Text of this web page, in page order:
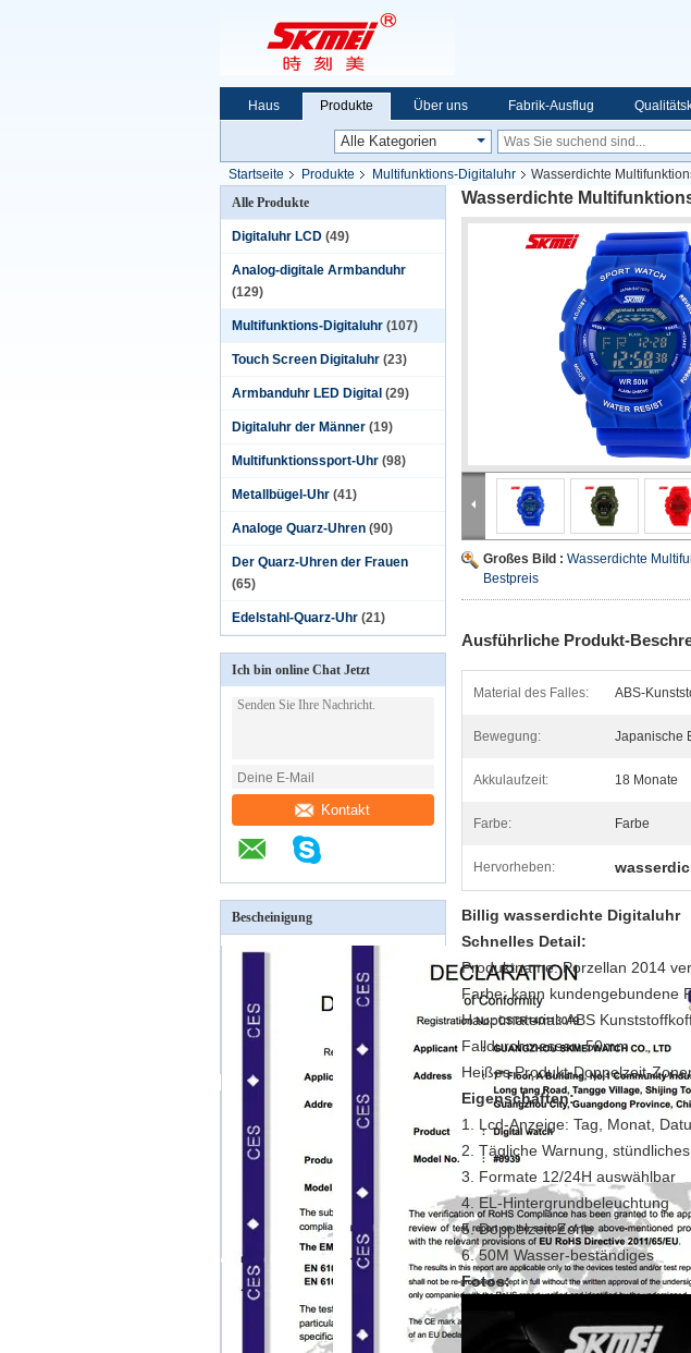
Haus Produkte Über uns Fabrik-Ausflug
Startseite Produkte Multifunktions-Digitaluhr
Wasserdichte
Alle Produkte
Digitaluhr LCD (49)
Analog-digitale Armbanduhr
(129)
Multifunktions-Digitaluhr (107)
Touch Screen Digitaluhr (23)
Armbanduhr LED Digital (29)
Digitaluhr der Männer (19)
Multifunktionssport-Uhr (98)
Metallbügel-Uhr (41)
Analoge Quarz-Uhren (90)
Der Quarz-Uhren der Frauen
(65)
Edelstahl-Quarz-Uhr (21)
Ich bin online Chat Jetzt
Kontakt
Bescheinigung
Wasserdichte
Großes Bild : Wasserdichte
Bestpreis
Ausführliche Produkt-
Material des Falles: ABS-
Bewegung: Japanische
Akkulaufzeit: 18 Monate
Farbe: Farbe
Hervorheben:
Billig wasserdichte Digitaluhr
Schnelles Detail:
Produktname: Porzellan 2014
Farbe: kann kundengebundene
Hauptmaterial: ABS
Falldurchmesser: 50mm
Heißes Produkt-Doppelzeit-
Eigenschaften:
1. Lcd-Anzeige: Tag, Monat,
2. Tägliche Warnung,
3. Formate 12/24H auswählbar
4. EL-Hintergrundbeleuchtung
5. Doppelzeit-Zone
6. 50M Wasser-beständiges
Fotos: